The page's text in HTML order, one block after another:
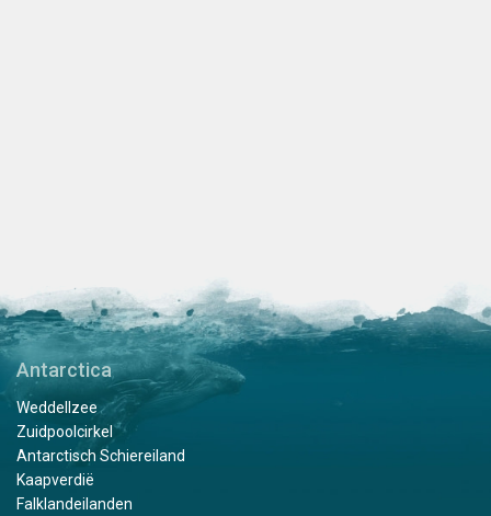
Antarctica
Weddellzee
Zuidpoolcirkel
Antarctisch Schiereiland
Kaapverdië
Falklandeilanden